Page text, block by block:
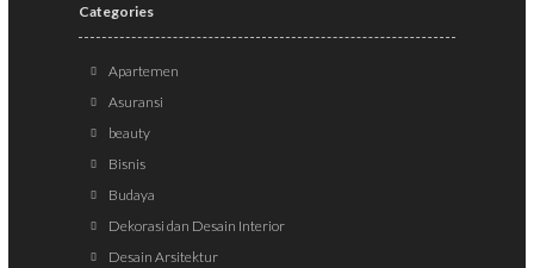
Categories
Apartemen
Asuransi
beauty
Bisnis
Budaya
Dekorasi dan Desain Interior
Desain Arsitektur